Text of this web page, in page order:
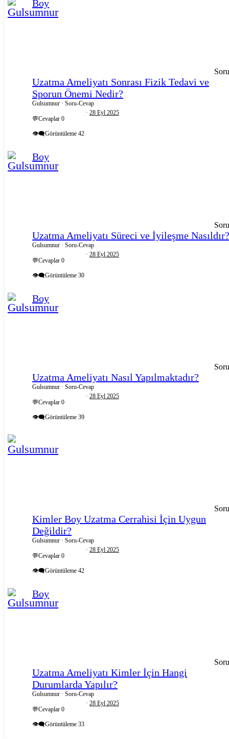
Soru
Boy
Uzatma Ameliyatı Sonrası Fizik Tedavi ve
Sporun Önemi Nedir?
Gulsumnur Soru-Cevap
💬Cevaplar 0
👁️‍🗨️Görüntüleme 42
28 Eyl 2025
Soru
Boy
Uzatma Ameliyatı Süreci ve İyileşme Nasıldır?
Gulsumnur Soru-Cevap
💬Cevaplar 0
👁️‍🗨️Görüntüleme 30
28 Eyl 2025
Soru
Boy
Uzatma Ameliyatı Nasıl Yapılmaktadır?
Gulsumnur Soru-Cevap
💬Cevaplar 0
👁️‍🗨️Görüntüleme 39
28 Eyl 2025
Soru
Kimler Boy Uzatma Cerrahisi İçin Uygun
Değildir?
Gulsumnur Soru-Cevap
💬Cevaplar 0
👁️‍🗨️Görüntüleme 42
28 Eyl 2025
Soru
Boy
Uzatma Ameliyatı Kimler İçin Hangi
Durumlarda Yapılır?
Gulsumnur Soru-Cevap
💬Cevaplar 0
👁️‍🗨️Görüntüleme 33
28 Eyl 2025